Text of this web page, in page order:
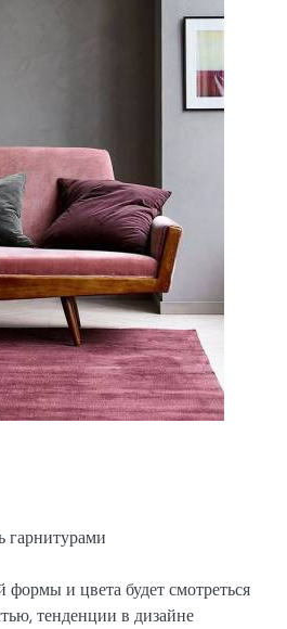
гарнитурами
и цвета будет смотреться
тенденции в дизайне